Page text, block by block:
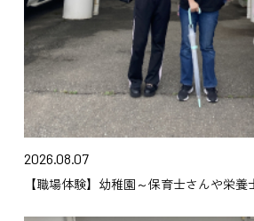
2026.08.07
【職場体験】幼稚園～保育士さんや栄